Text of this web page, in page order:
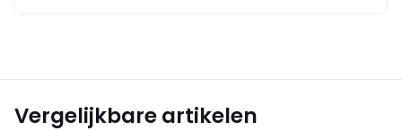
Vergelijkbare artikelen